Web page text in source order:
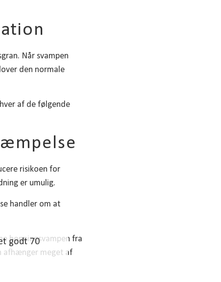
Når svampen
den normale
af de følgende
risikoen for
er umulig.
handler om at
honningsvampen fra
afhænger meget af
godt 70